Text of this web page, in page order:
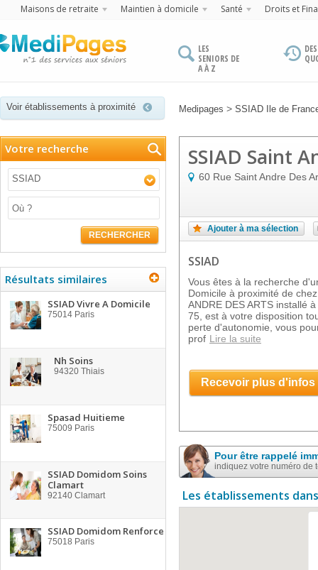
Maisons de retraite Maintien à domicile Santé Droits et
LES
SENIORS DE
A À Z
Voir établissements à proximité Medipages > SSIAD Ile de
Votre recherche
SSIAD
RECHERCHER
Résultats similaires
SSIAD Vivre A Domicile
75014 Paris
Nh Soins
94320 Thiais
Spasad Huitieme
75009 Paris
SSIAD Domidom Soins
Clamart
92140 Clamart
SSIAD Domidom Renforce
75018 Paris
SSIAD Saint
60 Rue Saint Andre Des
Ajouter à ma sélection
SSIAD
Vous êtes à la recherche
Domicile à proximité de
ANDRE DES ARTS installé
75, est à votre disposition
perte d'autonomie, vous
prof Lire la suite
Recevoir plus d'infos
Pour être rappelé
indiquez votre numéro de
Les établissements